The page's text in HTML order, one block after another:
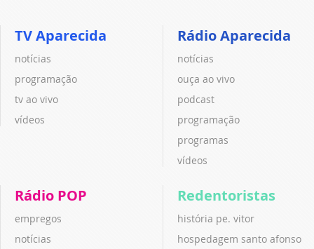
TV Aparecida
notícias
programação
tv ao vivo
vídeos
Rádio Aparecida
notícias
ouça ao vivo
podcast
programação
programas
vídeos
Rádio POP
empregos
notícias
Redentoristas
história pe. vitor
hospedagem santo afonso